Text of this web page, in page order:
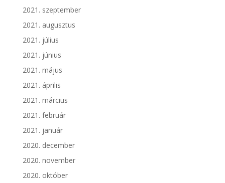
2021. szeptember
2021. augusztus
2021. július
2021. június
2021. május
2021. április
2021. március
2021. február
2021. január
2020. december
2020. november
2020. október